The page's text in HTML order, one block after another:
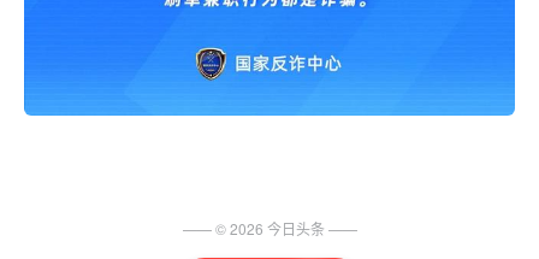
—— ©2026 今日头条 ——